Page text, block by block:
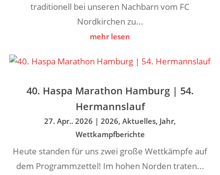
traditionell bei unseren Nachbarn vom FC
Nordkirchen zu...
mehr lesen
40. Haspa Marathon Hamburg | 54.
Hermannslauf
27. Apr.. 2026 | 2026, Aktuelles, Jahr,
Wettkampfberichte
Heute standen für uns zwei große Wettkämpfe auf
dem Programmzettel! Im hohen Norden traten...